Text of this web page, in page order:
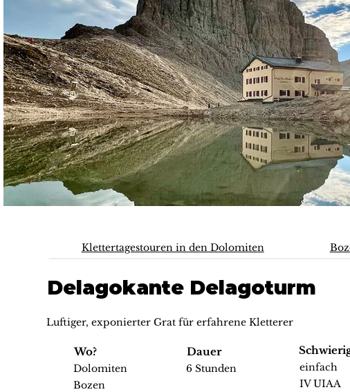
Klettertagestouren in den Dolomiten
Delagokante Delagoturm
Luftiger, exponierter Grat für erfahrene Kletterer
Wo?
Dolomiten
Bozen
Dauer
6 Stunden
einfach
IV UIAA